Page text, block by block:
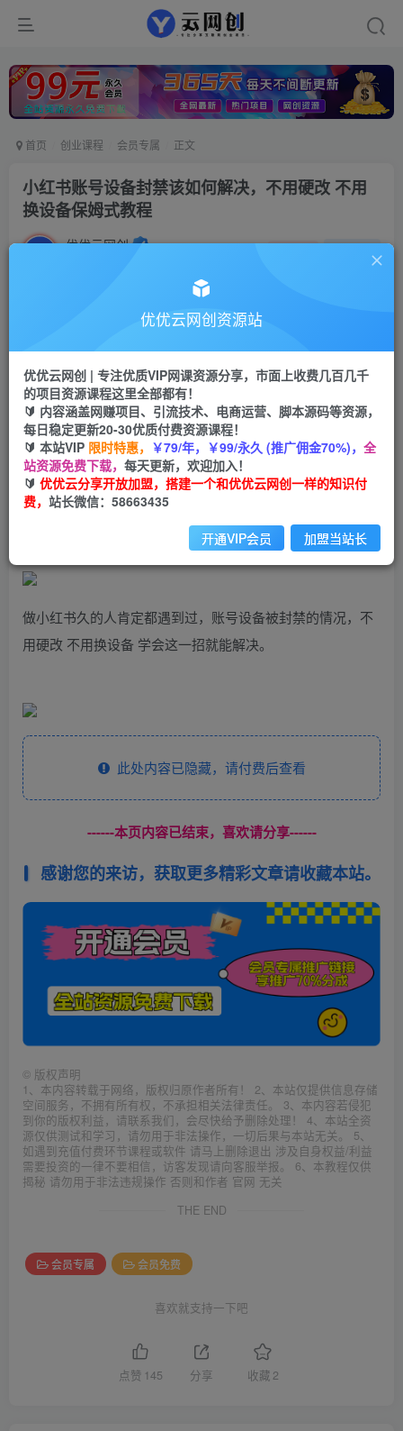
首页 创业课程 会员专属 正文
小红书账号设备封禁该如何解决，不用硬改 不用
换设备保姆式教程
优优云网创 私信
云币9.9云币99
会员免费
立即购买
您当前未登录！建议登陆后购买，可保存购买订单
做小红书久的人肯定都遇到过，账号设备被封禁的情况，不
用硬改 不用换设备 学会这一招就能解决。
此处内容已隐藏，请付费后查看
------本页内容已结束，喜欢请分享------
感谢您的来访，获取更多精彩文章请收藏本站。
© 版权声明
1、本内容转载于网络，版权归原作者所有！ 2、本站仅提供信息存储
空间服务，不拥有所有权，不承担相关法律责任。 3、本内容若侵犯
到你的版权利益，请联系我们，会尽快给予删除处理！ 4、本站全资
源仅供测试和学习，请勿用于非法操作，一切后果与本站无关。 5、
如遇到充值付费环节课程或软件 请马上删除退出 涉及自身权益/利益
需要投资的一律不要相信，访客发现请向客服举报。 6、本教程仅供
揭秘 请勿用于非法违规操作 否则和作者 官网 无关
THE END
会员专属 会员免费
喜欢就支持一下吧
点赞 145 分享 收藏 2
优优云网创资源站
优优云网创 | 专注优质VIP网课资源分享，市面上收费几百几千
的项目资源课程这里全部都有！
🔰 内容涵盖网赚项目、引流技术、电商运营、脚本源码等资源，
每日稳定更新20-30优质付费资源课程！
🔰 本站VIP 限时特惠， ￥79/年，￥99/永久 (推广佣金70%)， 全
站资源免费下载， 每天更新，欢迎加入！
🔰 优优云分享开放加盟，搭建一个和优优云网创一样的知识付
费， 站长微信：58663435
开通VIP会员 加盟当站长